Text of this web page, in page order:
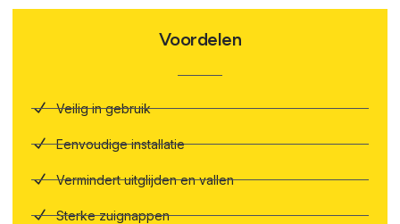
Voordelen
Veilig in gebruik
Eenvoudige installatie
Vermindert uitglijden en vallen
Sterke zuignappen